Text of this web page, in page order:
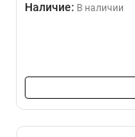
Наличие: В наличии